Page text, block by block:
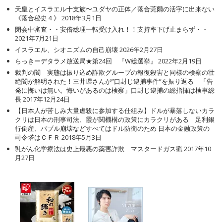
天皇とイスラエル十支族〜ユダヤの正体／落合莞爾の活字に出来ない
《落合秘史４》 2018年3月1日
閉会中審査・・安倍総理一転受け入れ！！支持率下げ止まらず・・
2021年7月21日
イスラエル、シオニズムの自己崩壊2026年2月27日
らっきーデタラメ放送局★第24回 『W総選挙』
2022年2月19日
裁判の闇 実態は振り込め詐欺グループの報復殺害と同様の検察の壮
絶闇が解明された！三井環さんが”口封じ逮捕事件”を振り返る 「告
発に悔いは無い。悔いがあるのは検察」口封じ逮捕の総指揮は検事総
長2017年12月24日
【日本人が苦しみ大量虐殺に参加する仕組み】ドルが暴落しないカラ
クリは日本の刑事司法、霞が関機構の政策にカラクリがある 足利銀
行倒産、バブル崩壊などすべてはドル防衛のため 日本の金融政策の
司令塔はＣＦＲ 2018年5月3日
乳がん化学療法は史上最悪の薬害詐欺 マスタードガス猟 2017年10
月27日